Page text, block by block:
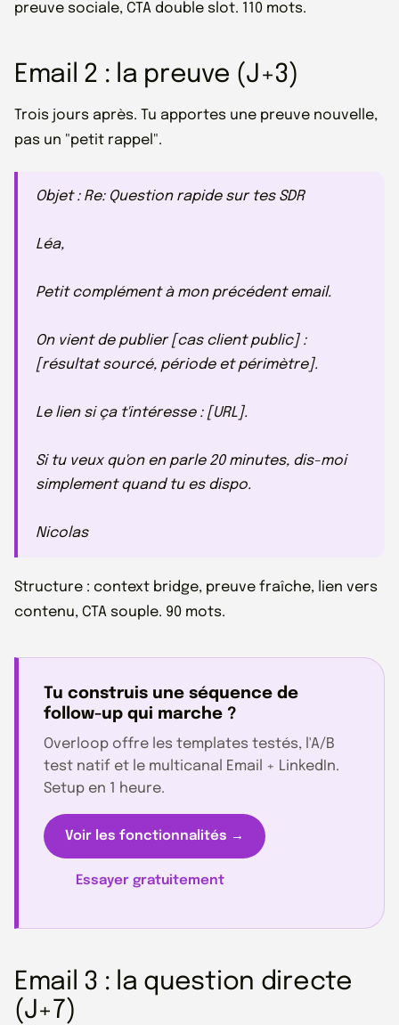
preuve sociale, CTA double slot. 110 mots.
Email 2 : la preuve (J+3)
Trois jours après. Tu apportes une preuve nouvelle,
pas un "petit rappel".
Objet : Re: Question rapide sur tes SDR
Léa,
Petit complément à mon précédent email.
On vient de publier [cas client public] :
[résultat sourcé, période et périmètre].
Le lien si ça t'intéresse : [URL].
Si tu veux qu'on en parle 20 minutes, dis-moi
simplement quand tu es dispo.
Nicolas
Structure : context bridge, preuve fraîche, lien vers
contenu, CTA souple. 90 mots.
Tu construis une séquence de
follow-up qui marche ?
Overloop offre les templates testés, l'A/B
test natif et le multicanal Email + LinkedIn.
Setup en 1 heure.
Voir les fonctionnalités →
Essayer gratuitement
Email 3 : la question directe
(J+7)